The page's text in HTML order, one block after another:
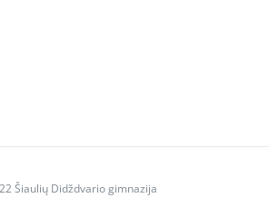
Šiaulių Didždvario gimnazija